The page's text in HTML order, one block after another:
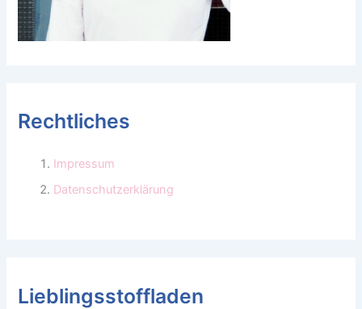
Rechtliches
Impressum
Datenschutzerklärung
Lieblingsstoffladen